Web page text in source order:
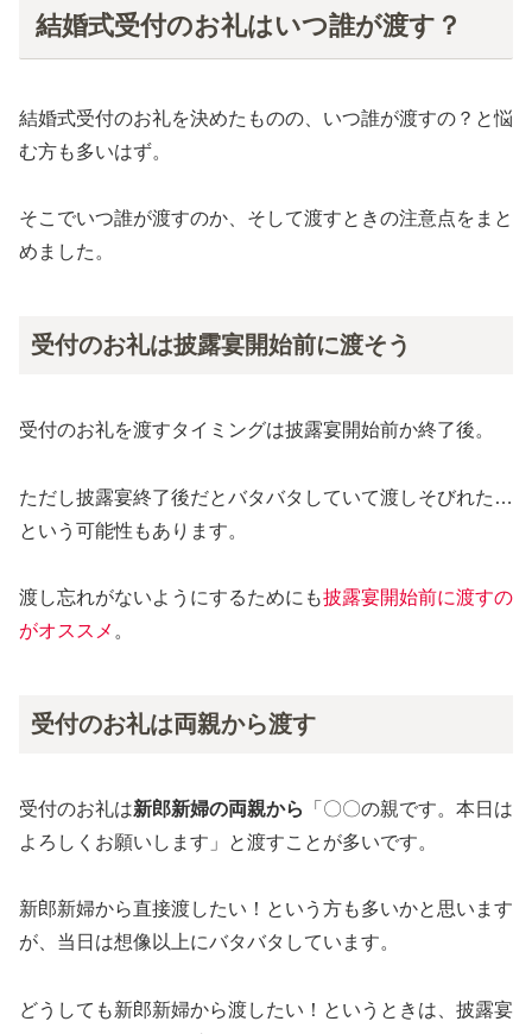
結婚式受付のお礼はいつ誰が渡す？
結婚式受付のお礼を決めたものの、いつ誰が渡すの？と悩
む方も多いはず。
そこでいつ誰が渡すのか、そして渡すときの注意点をまと
めました。
受付のお礼は披露宴開始前に渡そう
受付のお礼を渡すタイミングは披露宴開始前か終了後。
ただし披露宴終了後だとバタバタしていて渡しそびれた…
という可能性もあります。
渡し忘れがないようにするためにも披露宴開始前に渡すの
がオススメ 。
受付のお礼は両親から渡す
受付のお礼は新郎新婦の両親から
「〇〇の親です。本日は
よろしくお願いします」と渡すことが多いです。
新郎新婦から直接渡したい！という方も多いかと思います
が、当日は想像以上にバタバタしています。
どうしても新郎新婦から渡したい！というときは、披露宴